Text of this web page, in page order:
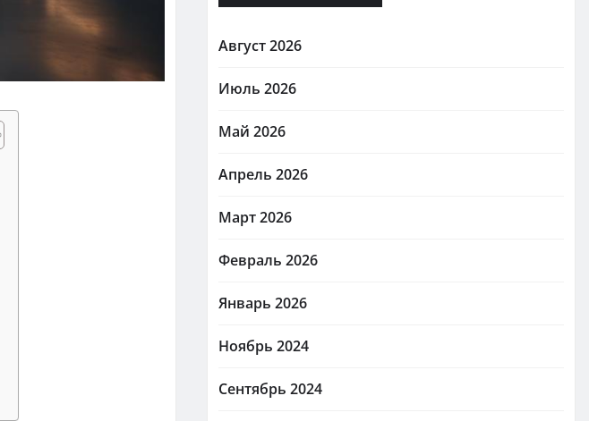
Август 2026
Июль 2026
Май 2026
Апрель 2026
Март 2026
Февраль 2026
Январь 2026
Ноябрь 2024
Сентябрь 2024